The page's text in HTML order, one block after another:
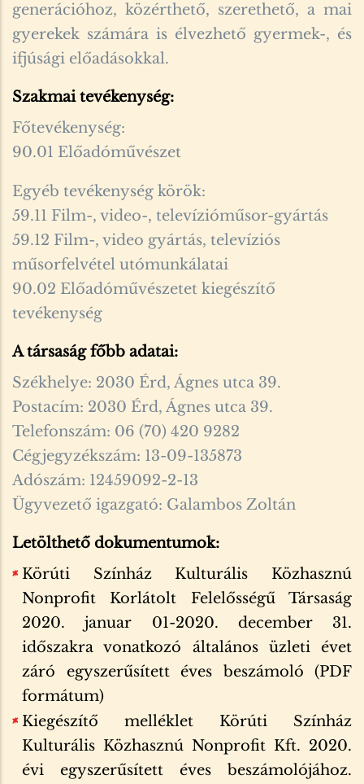
generációhoz, közérthető, szerethető, a mai
gyerekek számára is élvezhető gyermek-, és
ifjúsági előadásokkal.
Szakmai tevékenység:
Főtevékenység:
90.01 Előadóművészet
Egyéb tevékenység körök:
59.11 Film-, video-, televízióműsor-gyártás
59.12 Film-, video gyártás, televíziós
műsorfelvétel utómunkálatai
90.02 Előadóművészetet kiegészítő
tevékenység
A társaság főbb adatai:
Székhelye: 2030 Érd, Ágnes utca 39.
Postacím: 2030 Érd, Ágnes utca 39.
Telefonszám: 06 (70) 420 9282
Cégjegyzékszám: 13-09-135873
Adószám: 12459092-2-13
Ügyvezető igazgató: Galambos Zoltán
Letölthető dokumentumok:
Körúti Színház Kulturális Közhasznú
Nonprofit Korlátolt Felelősségű Társaság
2020. januar 01-2020. december 31.
időszakra vonatkozó általános üzleti évet
záró egyszerűsített éves beszámoló (PDF
formátum)
Kiegészítő melléklet Körúti Színház
Kulturális Közhasznú Nonprofit Kft. 2020.
évi egyszerűsített éves beszámolójához.